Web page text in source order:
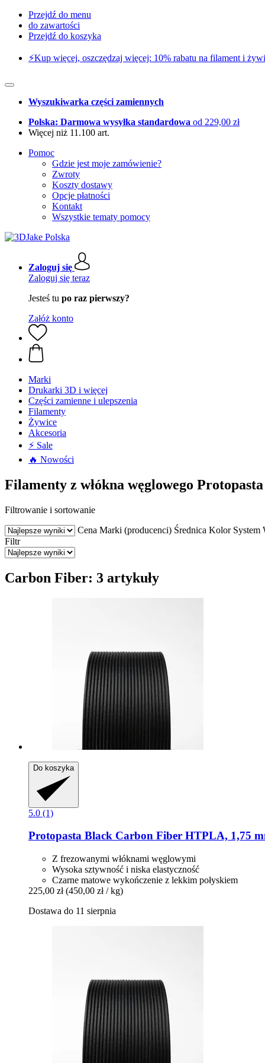
Przejdź do menu
do zawartości
Przejdź do koszyka
⚡️Kup więcej, oszczędzaj więcej: 10% rabatu na filament i
Wyszukiwarka części zamiennych
Polska: Darmowa wysyłka standardowa od 229,00 zł
Więcej niż 11.100 art.
Pomoc
Gdzie jest moje zamówienie?
Zwroty
Koszty dostawy
Opcje płatności
Kontakt
Wszystkie tematy pomocy
Zaloguj się
Zaloguj się teraz
Jesteś tu po raz pierwszy?
Załóż konto
Marki
Drukarki 3D i więcej
Części zamienne i ulepszenia
Filamenty
Żywice
Akcesoria
⚡ Sale
🔥 Nowości
Filamenty z włókna węglowego Protopasta
Filtrowanie i sortowanie
Cena Marki (producenci) Średnica Kolor System
Filtr
Carbon Fiber: 3 artykuły
Do koszyka
5.0 (1)
Protopasta Black Carbon Fiber HTPLA, 1,75
Z frezowanymi włóknami węglowymi
Wysoka sztywność i niska elastyczność
Czarne matowe wykończenie z lekkim połyskiem
225,00 zł (450,00 zł / kg)
Dostawa do 11 sierpnia